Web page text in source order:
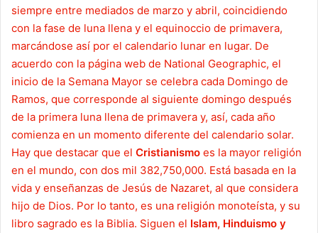
siempre entre mediados de marzo y abril, coincidiendo
con la fase de luna llena y el equinoccio de primavera,
marcándose así por el calendario lunar en lugar. De
acuerdo con la página web de National Geographic, el
inicio de la Semana Mayor se celebra cada Domingo de
Ramos, que corresponde al siguiente domingo después
de la primera luna llena de primavera y, así, cada año
comienza en un momento diferente del calendario solar.
Hay que destacar que el Cristianismo es la mayor religión
en el mundo, con dos mil 382,750,000. Está basada en la
vida y enseñanzas de Jesús de Nazaret, al que considera
hijo de Dios. Por lo tanto, es una religión monoteísta, y su
libro sagrado es la Biblia. Siguen el Islam, Hinduismo y